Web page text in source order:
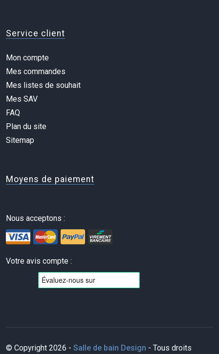
Service client
Mon compte
Mes commandes
Mes listes de souhait
Mes SAV
FAQ
Plan du site
Sitemap
Moyens de paiement
Nous acceptons :
Votre avis compte :
© Copyright 2026 - Salle de bain Design - Tous droits